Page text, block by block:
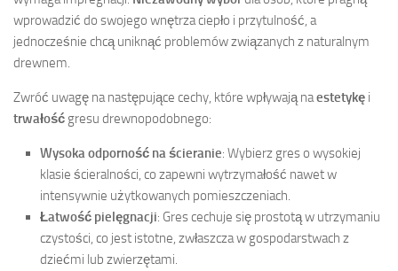
wprowadzić do swojego wnętrza ciepło i przytulność, a
jednocześnie chcą uniknąć problemów związanych z naturalnym
drewnem.
Zwróć uwagę na następujące cechy, które wpływają naestetykę i
trwałość gresu drewnopodobnego:
Wysoka odporność na ścieranie: Wybierz gres o wysokiej
klasie ścieralności, co zapewni wytrzymałość nawet w
intensywnie użytkowanych pomieszczeniach.
Łatwość pielęgnacji: Gres cechuje się prostotą w utrzymaniu
czystości, co jest istotne, zwłaszcza w gospodarstwach z
dziećmi lub zwierzętami.